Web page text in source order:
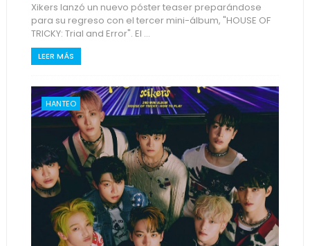
Xikers lanzó un nuevo póster teaser preparándose
para su regreso con el tercer mini-álbum, "HOUSE OF
TRICKY: Trial and Error". El ...
LEER MÁS
HANTEO